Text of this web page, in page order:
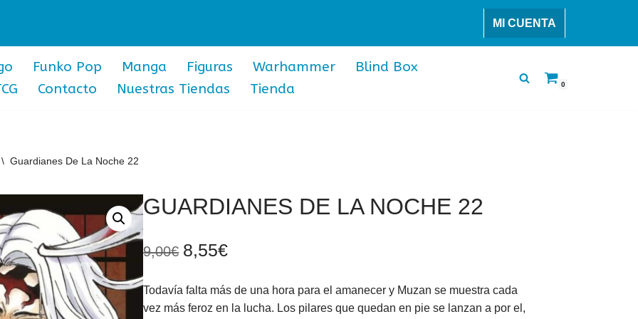
MI CUENTA
Funko Pop Manga Figuras Warhammer
Blind Box
Contacto Nuestras Tiendas Tienda 0
\ Guardianes De La Noche 22
GUARDIANES DE LA NOCHE 22
9,00€ 8,55€
Todavía falta más de una hora para el amanecer y Muzan se muestra cada
vez más feroz en la lucha. Los pilares que quedan en pie se lanzan a por el,